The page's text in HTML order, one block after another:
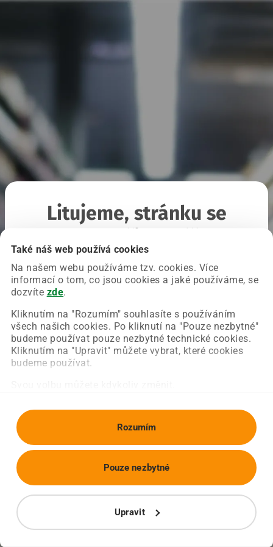
Také náš web používá cookies
Na našem webu používáme tzv. cookies. Více
informací o tom, co jsou cookies a jaké používáme, se
dozvíte zde.
Kliknutím na "Rozumím" souhlasíte s používáním
všech našich cookies. Po kliknutí na "Pouze nezbytné"
budeme používat pouze nezbytné technické cookies.
Kliknutím na "Upravit" můžete vybrat, které cookies
budeme používat.
Rozumím
Upravit
Pouze nezbytné
Litujeme, stránku se
Chyba nastala na naší straně a už ji opravujeme.
Zkuste prosím znovu načíst požadovanou stránku.
Obnovit stránku Úvodní strana